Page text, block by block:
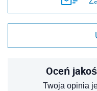
Oceń
Twoja opinia